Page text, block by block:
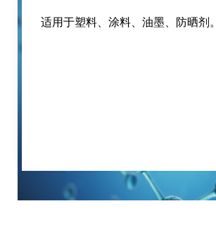
适用于塑料、涂料、油墨、防晒剂。